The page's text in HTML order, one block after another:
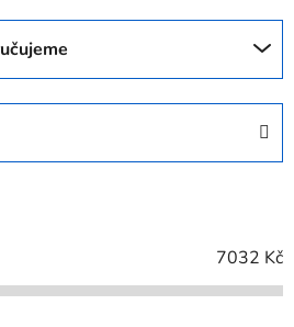
7032 Kč